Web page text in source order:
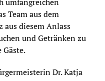
Team aus dem
aus diesem Anlass
und Getränken zu
Dr. Katja